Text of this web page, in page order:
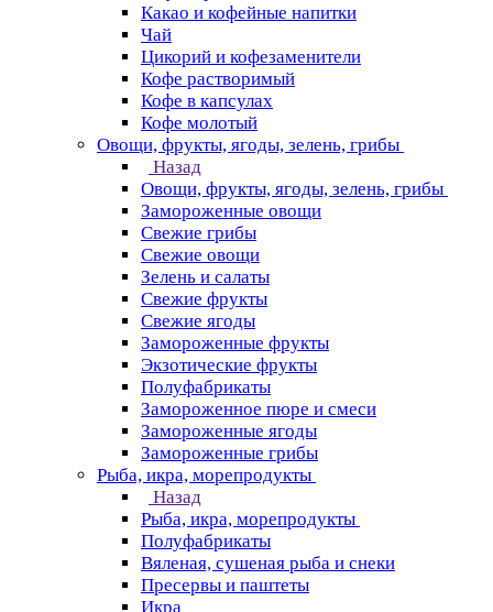
Какао и кофейные напитки
Чай
Цикорий и кофезаменители
Кофе растворимый
Кофе в капсулах
Кофе молотый
Овощи, фрукты, ягоды, зелень, грибы
Назад
Овощи, фрукты, ягоды, зелень, грибы
Замороженные овощи
Свежие грибы
Свежие овощи
Зелень и салаты
Свежие фрукты
Свежие ягоды
Замороженные фрукты
Экзотические фрукты
Полуфабрикаты
Замороженное пюре и смеси
Замороженные ягоды
Замороженные грибы
Рыба, икра, морепродукты
Назад
Рыба, икра, морепродукты
Полуфабрикаты
Вяленая, сушеная рыба и снеки
Пресервы и паштеты
Икра